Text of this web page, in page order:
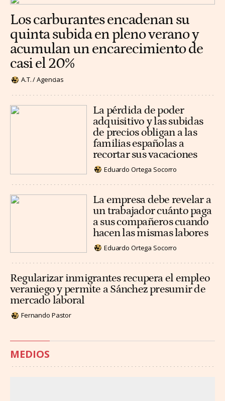
Los carburantes encadenan su
quinta subida en pleno verano y
acumulan un encarecimiento de
casi el 20%
A.T. / Agencias
La pérdida de poder
adquisitivo y las subidas
de precios obligan a las
familias españolas a
recortar sus vacaciones
Eduardo Ortega Socorro
La empresa debe revelar a
un trabajador cuánto paga
a sus compañeros cuando
hacen las mismas labores
Eduardo Ortega Socorro
Regularizar inmigrantes recupera el empleo
veraniego y permite a Sánchez presumir de
mercado laboral
Fernando Pastor
MEDIOS